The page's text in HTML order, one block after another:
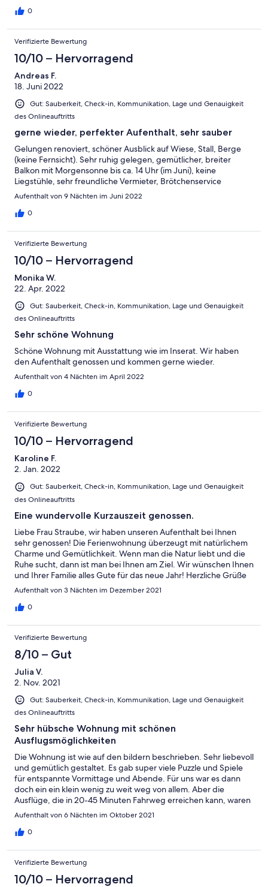
für alle Fragen ansprechbar und hilfreich, durch den kleinen
0
Verifizierte Bewertung
10/10 – Hervorragend
Andreas F.
18. Juni 2022
Gut: Sauberkeit, Check-in, Kommunikation, Lage und Genauigkeit
des Onlineauftritts
gerne wieder, perfekter Aufenthalt, sehr sauber
Gelungen renoviert, schöner Ausblick auf Wiese, Stall, Berge
(keine Fernsicht). Sehr ruhig gelegen, gemütlicher, breiter
Balkon mit Morgensonne bis ca. 14 Uhr (im Juni), keine
Liegstühle, sehr freundliche Vermieter, Brötchenservice
Aufenthalt von 9 Nächten im Juni 2022
0
Verifizierte Bewertung
10/10 – Hervorragend
Monika W.
22. Apr. 2022
Gut: Sauberkeit, Check-in, Kommunikation, Lage und Genauigkeit
des Onlineauftritts
Sehr schöne Wohnung
Schöne Wohnung mit Ausstattung wie im Inserat. Wir haben
den Aufenthalt genossen und kommen gerne wieder.
Aufenthalt von 4 Nächten im April 2022
0
Verifizierte Bewertung
10/10 – Hervorragend
Karoline F.
2. Jan. 2022
Gut: Sauberkeit, Check-in, Kommunikation, Lage und Genauigkeit
des Onlineauftritts
Eine wundervolle Kurzauszeit genossen.
Liebe Frau Straube, wir haben unseren Aufenthalt bei Ihnen
sehr genossen! Die Ferienwohnung überzeugt mit natürlichem
Charme und Gemütlichkeit. Wenn man die Natur liebt und die
Ruhe sucht, dann ist man bei Ihnen am Ziel. Wir wünschen Ihnen
und Ihrer Familie alles Gute für das neue Jahr! Herzliche Grüße
Karoline Fischer
Aufenthalt von 3 Nächten im Dezember 2021
0
Verifizierte Bewertung
8/10 – Gut
Julia V.
2. Nov. 2021
Gut: Sauberkeit, Check-in, Kommunikation, Lage und Genauigkeit
des Onlineauftritts
Sehr hübsche Wohnung mit schönen
Ausflugsmöglichkeiten
Die Wohnung ist wie auf den bildern beschrieben. Sehr liebevoll
und gemütlich gestaltet. Es gab super viele Puzzle und Spiele
für entspannte Vormittage und Abende. Für uns war es dann
doch ein ein klein wenig zu weit weg von allem. Aber die
Ausflüge, die in 20-45 Minuten Fahrweg erreichen kann, waren
wirklich auch sehr schön. Die Gastgeber waren sehr freundlich
Aufenthalt von 6 Nächten im Oktober 2021
0
Verifizierte Bewertung
10/10 – Hervorragend